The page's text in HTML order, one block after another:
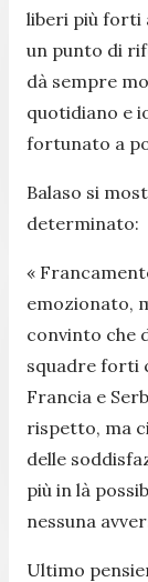
liberi più forti
un punto di
dà sempre
quotidiano e
fortunato a
Balaso si
determinato:
«
emozionato,
convinto che
squadre forti
Francia e
rispetto, ma
delle
più in là
nessuna
Ultimo